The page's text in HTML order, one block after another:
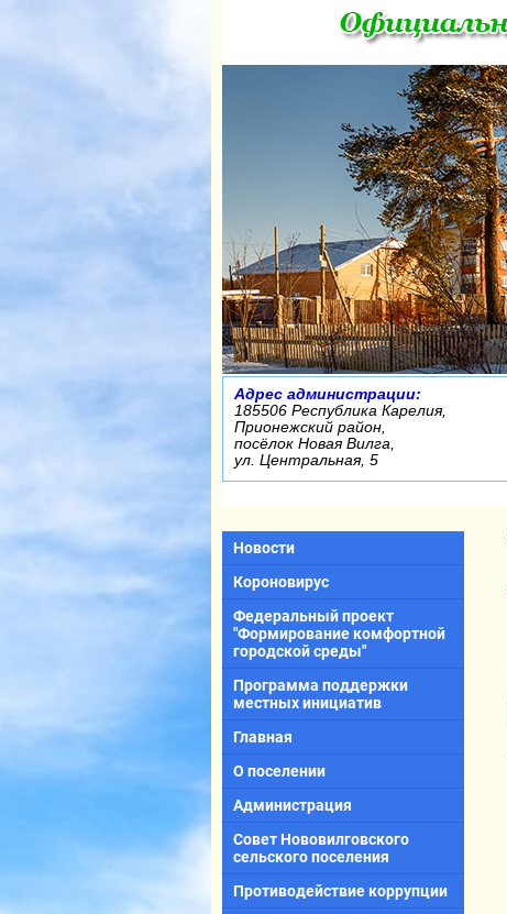
Адрес администрации:
185506 Республика Карелия,
Прионежский район,
посёлок Новая Вилга,
ул. Центральная, 5
Новости
Короновирус
Федеральный проект
"Формирование комфортной
городской среды"
Программа поддержки
местных инициатив
Главная
О поселении
Администрация
Совет Нововилговского
сельского поселения
Противодействие коррупции